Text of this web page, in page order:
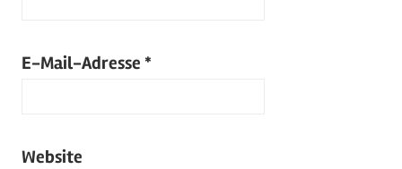
E-Mail-Adresse *
Website